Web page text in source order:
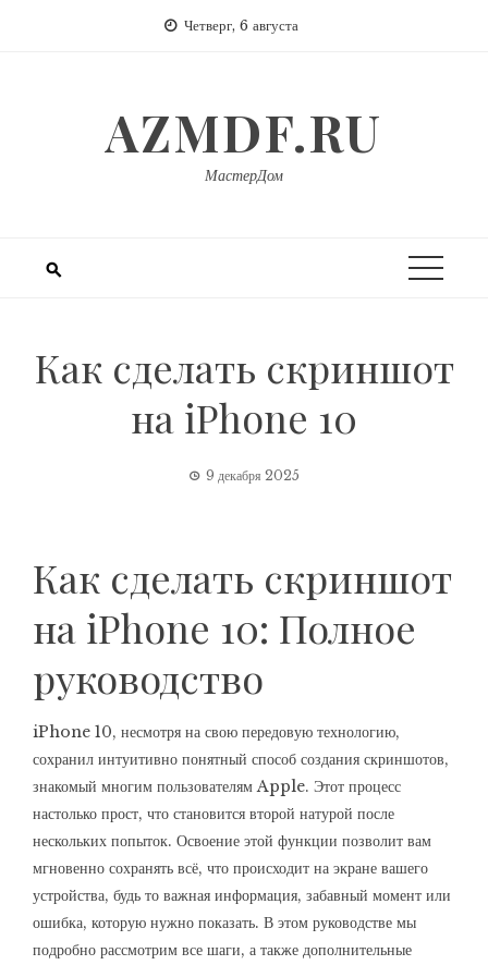
Четверг, 6 августа
AZMDF.RU
МастерДом
Как сделать скриншот
на iPhone 10
9 декабря 2025
Как сделать скриншот
на iPhone 10: Полное
руководство
iPhone 10, несмотря на свою передовую технологию,
сохранил интуитивно понятный способ создания скриншотов,
знакомый многим пользователям Apple. Этот процесс
настолько прост, что становится второй натурой после
нескольких попыток. Освоение этой функции позволит вам
мгновенно сохранять всё, что происходит на экране вашего
устройства, будь то важная информация, забавный момент или
ошибка, которую нужно показать. В этом руководстве мы
подробно рассмотрим все шаги, а также дополнительные